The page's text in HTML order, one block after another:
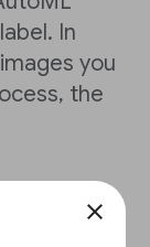
close
In
you
the